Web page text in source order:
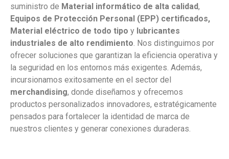
suministro de Material informático de alta calidad,
Equipos de Protección Personal (EPP) certificados,
Material eléctrico de todo tipo y lubricantes
industriales de alto rendimiento. Nos distinguimos por
ofrecer soluciones que garantizan la eficiencia operativa y
la seguridad en los entornos más exigentes. Además,
incursionamos exitosamente en el sector del
merchandising, donde diseñamos y ofrecemos
productos personalizados innovadores, estratégicamente
pensados para fortalecer la identidad de marca de
nuestros clientes y generar conexiones duraderas.